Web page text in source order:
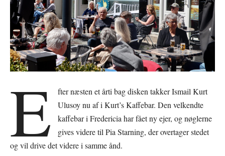
E
fter næsten et årti bag disken takker Ismail Kurt
Ulusoy nu af i Kurt’s Kaffebar. Den velkendte
kaffebar i Fredericia har fået ny ejer, og nøglerne
gives videre til Pia Starning, der overtager stedet
og vil drive det videre i samme ånd.